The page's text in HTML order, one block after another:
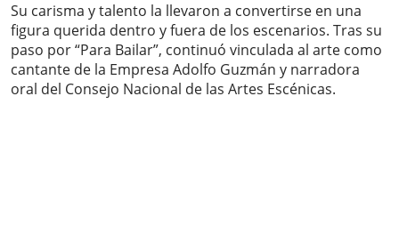
Su carisma y talento la llevaron a convertirse en una
figura querida dentro y fuera de los escenarios. Tras su
paso por “Para Bailar”, continuó vinculada al arte como
cantante de la Empresa Adolfo Guzmán y narradora
oral del Consejo Nacional de las Artes Escénicas.